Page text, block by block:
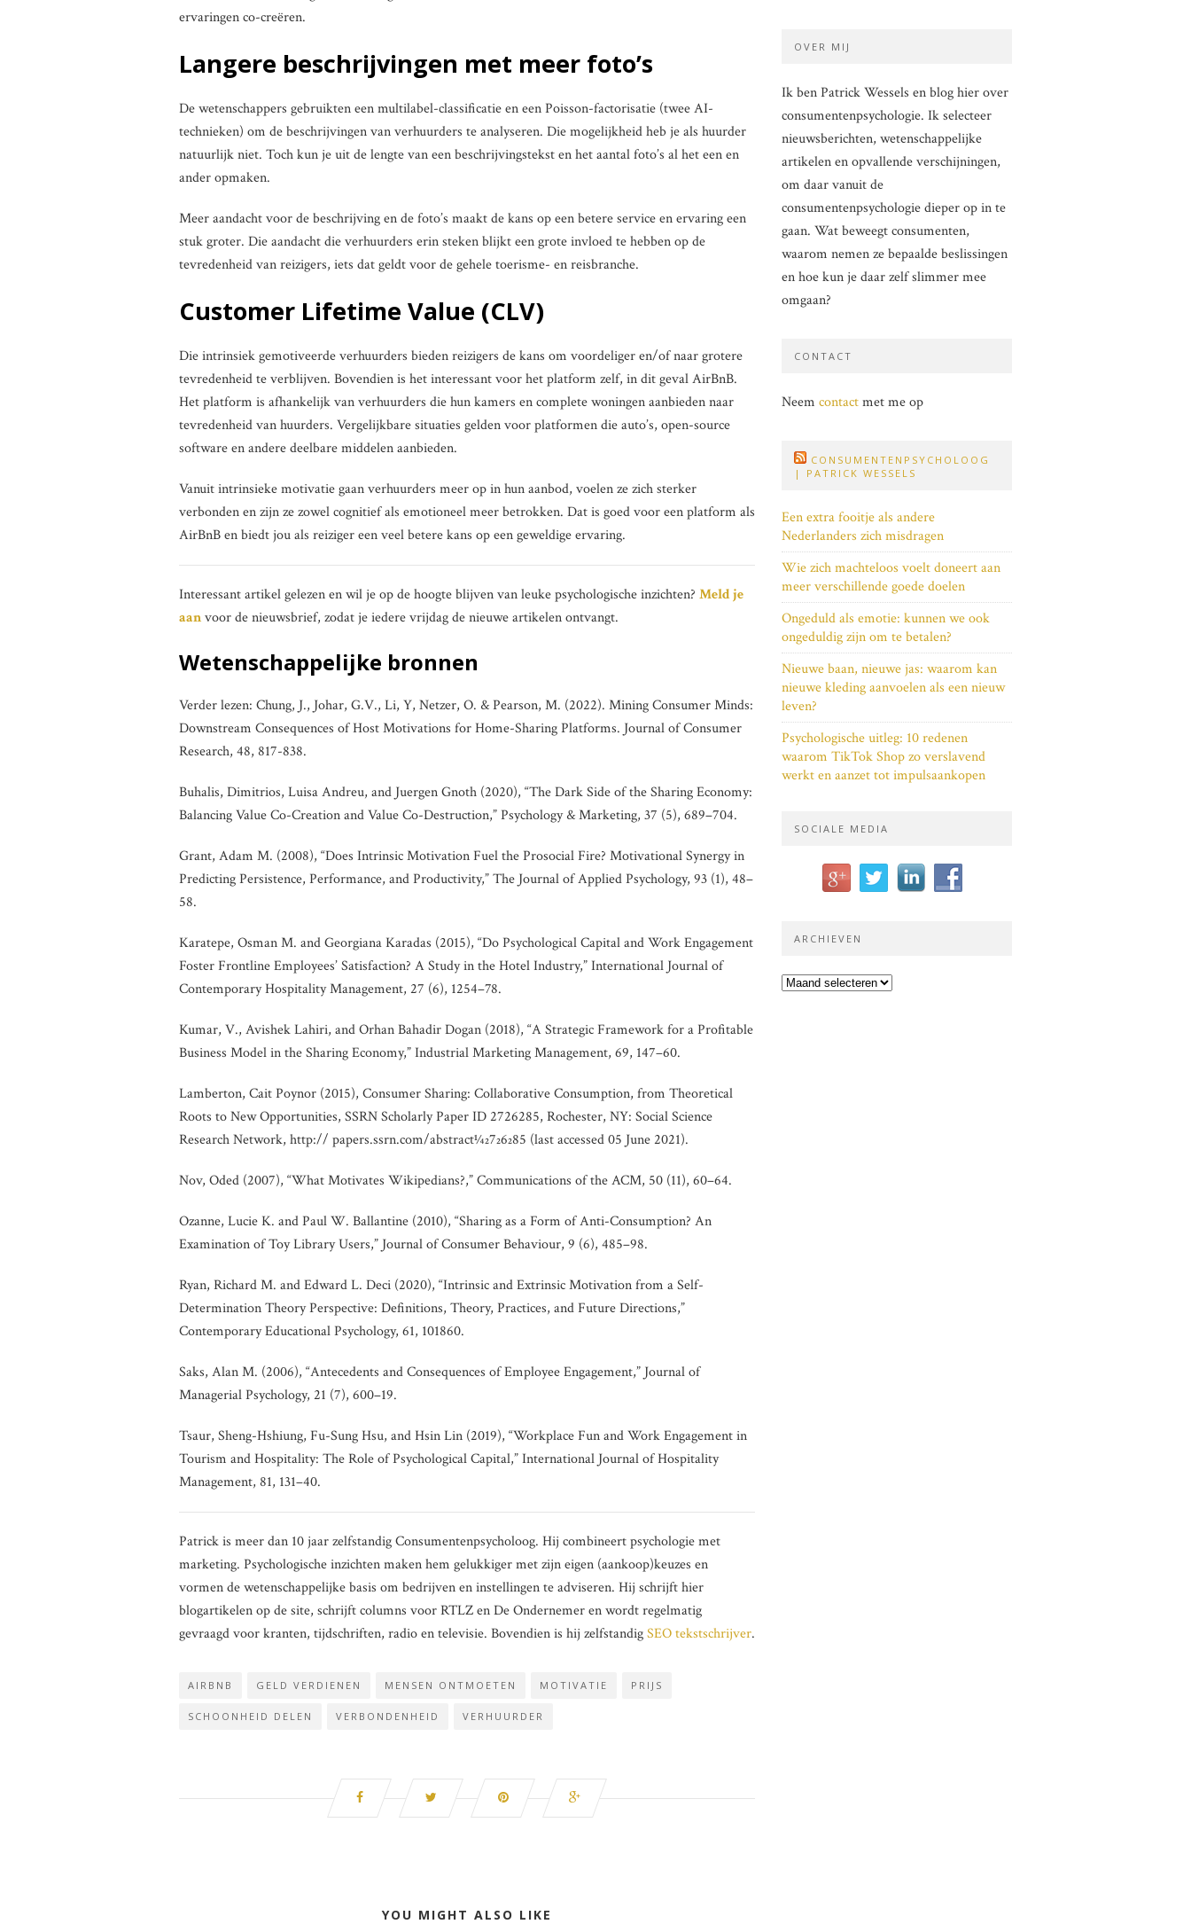
ervaringen co-creëren.
Langere beschrijvingen met meer foto’s
De wetenschappers gebruikten een multilabel-classificatie en een Poisson-factorisatie (twee AI-
technieken) om de beschrijvingen van verhuurders te analyseren. Die mogelijkheid heb je als huurder
natuurlijk niet. Toch kun je uit de lengte van een beschrijvingstekst en het aantal foto’s al het een en
ander opmaken.
Meer aandacht voor de beschrijving en de foto’s maakt de kans op een betere service en ervaring een
stuk groter. Die aandacht die verhuurders erin steken blijkt een grote invloed te hebben op de
tevredenheid van reizigers, iets dat geldt voor de gehele toerisme- en reisbranche.
Customer Lifetime Value (CLV)
Die intrinsiek gemotiveerde verhuurders bieden reizigers de kans om voordeliger en/of naar grotere
tevredenheid te verblijven. Bovendien is het interessant voor het platform zelf, in dit geval AirBnB.
Het platform is afhankelijk van verhuurders die hun kamers en complete woningen aanbieden naar
tevredenheid van huurders. Vergelijkbare situaties gelden voor platformen die auto’s, open-source
software en andere deelbare middelen aanbieden.
Vanuit intrinsieke motivatie gaan verhuurders meer op in hun aanbod, voelen ze zich sterker
verbonden en zijn ze zowel cognitief als emotioneel meer betrokken. Dat is goed voor een platform als
AirBnB en biedt jou als reiziger een veel betere kans op een geweldige ervaring.
Interessant artikel gelezen en wil je op de hoogte blijven van leuke psychologische inzichten? Meld je
aanvoor de nieuwsbrief, zodat je iedere vrijdag de nieuwe artikelen ontvangt.
Wetenschappelijke bronnen
Verder lezen: Chung, J., Johar, G.V., Li, Y, Netzer, O. & Pearson, M. (2022). Mining Consumer Minds:
Downstream Consequences of Host Motivations for Home-Sharing Platforms. Journal of Consumer
Research, 48, 817-838.
Buhalis, Dimitrios, Luisa Andreu, and Juergen Gnoth (2020), “The Dark Side of the Sharing Economy:
Balancing Value Co-Creation and Value Co-Destruction,” Psychology & Marketing, 37 (5), 689–704.
Grant, Adam M. (2008), “Does Intrinsic Motivation Fuel the Prosocial Fire? Motivational Synergy in
Predicting Persistence, Performance, and Productivity,” The Journal of Applied Psychology, 93 (1), 48–
58.
Karatepe, Osman M. and Georgiana Karadas (2015), “Do Psychological Capital and Work Engagement
Foster Frontline Employees’ Satisfaction? A Study in the Hotel Industry,” International Journal of
Contemporary Hospitality Management, 27 (6), 1254–78.
Kumar, V., Avishek Lahiri, and Orhan Bahadir Dogan (2018), “A Strategic Framework for a Profitable
Business Model in the Sharing Economy,” Industrial Marketing Management, 69, 147–60.
Lamberton, Cait Poynor (2015), Consumer Sharing: Collaborative Consumption, from Theoretical
Roots to New Opportunities, SSRN Scholarly Paper ID 2726285, Rochester, NY: Social Science
Research Network, http:// papers.ssrn.com/abstract1⁄42726285 (last accessed 05 June 2021).
Nov, Oded (2007), “What Motivates Wikipedians?,” Communications of the ACM, 50 (11), 60–64.
Ozanne, Lucie K. and Paul W. Ballantine (2010), “Sharing as a Form of Anti-Consumption? An
Examination of Toy Library Users,” Journal of Consumer Behaviour, 9 (6), 485–98.
Ryan, Richard M. and Edward L. Deci (2020), “Intrinsic and Extrinsic Motivation from a Self-
Determination Theory Perspective: Definitions, Theory, Practices, and Future Directions,”
Contemporary Educational Psychology, 61, 101860.
Saks, Alan M. (2006), “Antecedents and Consequences of Employee Engagement,” Journal of
Managerial Psychology, 21 (7), 600–19.
Tsaur, Sheng-Hshiung, Fu-Sung Hsu, and Hsin Lin (2019), “Workplace Fun and Work Engagement in
Tourism and Hospitality: The Role of Psychological Capital,” International Journal of Hospitality
Management, 81, 131–40.
Patrick is meer dan 10 jaar zelfstandig Consumentenpsycholoog. Hij combineert psychologie met
marketing. Psychologische inzichten maken hem gelukkiger met zijn eigen (aankoop)keuzes en
vormen de wetenschappelijke basis om bedrijven en instellingen te adviseren. Hij schrijft hier
blogartikelen op de site, schrijft columns voor RTLZ en De Ondernemer en wordt regelmatig
gevraagd voor kranten, tijdschriften, radio en televisie. Bovendien is hij zelfstandigSEO tekstschrijver.
AIRBNB GELD VERDIENEN MENSEN ONTMOETEN MOTIVATIE PRIJS
SCHOONHEID DELEN VERBONDENHEID VERHUURDER
YOU MIGHT ALSO LIKE
OVER MIJ
Ik ben Patrick Wessels en blog hier over
consumentenpsychologie. Ik selecteer
nieuwsberichten, wetenschappelijke
artikelen en opvallende verschijningen,
om daar vanuit de
consumentenpsychologie dieper op in te
gaan. Wat beweegt consumenten,
waarom nemen ze bepaalde beslissingen
en hoe kun je daar zelf slimmer mee
omgaan?
CONTACT
Neem contactmet me op
CONSUMENTENPSYCHOLOOG
| PATRICK WESSELS
Een extra fooitje als andere
Nederlanders zich misdragen
Wie zich machteloos voelt doneert aan
meer verschillende goede doelen
Ongeduld als emotie: kunnen we ook
ongeduldig zijn om te betalen?
Nieuwe baan, nieuwe jas: waarom kan
nieuwe kleding aanvoelen als een nieuw
leven?
Psychologische uitleg: 10 redenen
waarom TikTok Shop zo verslavend
werkt en aanzet tot impulsaankopen
SOCIALE MEDIA
ARCHIEVEN
Archieven